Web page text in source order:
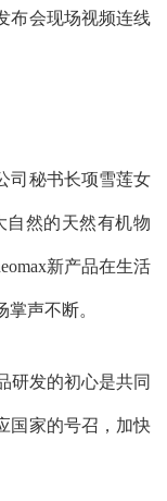
布会现场视频连线
司秘书长项雪莲女
自然的天然有机物
新产品在生活
声不断。
研发的初心是共同
国家的号召，加快